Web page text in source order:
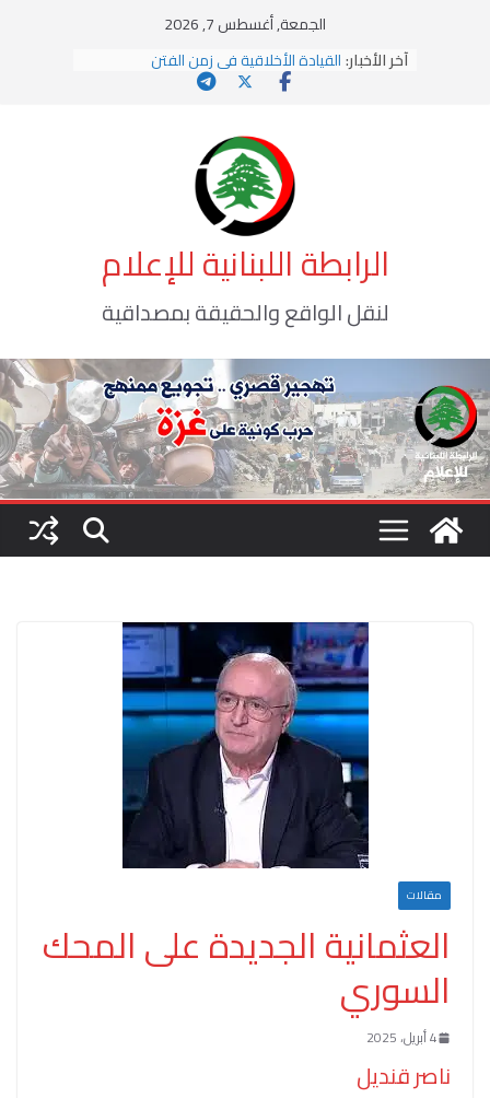
الجمعة, أغسطس 7, 2026
آخر الأخبار:القيادة الأخلاقية في زمن الفتن
الاستلاب الثقافي وتحديات الهوية الإسلامية
يومَ يَفيضُ العَرَقُ
الرابطة اللبنانية للإعلام
لنقل الواقع والحقيقة بمصداقية
مقالات
العثمانية الجديدة على المحك
السوري
4 أبريل، 2025
ناصر قنديل